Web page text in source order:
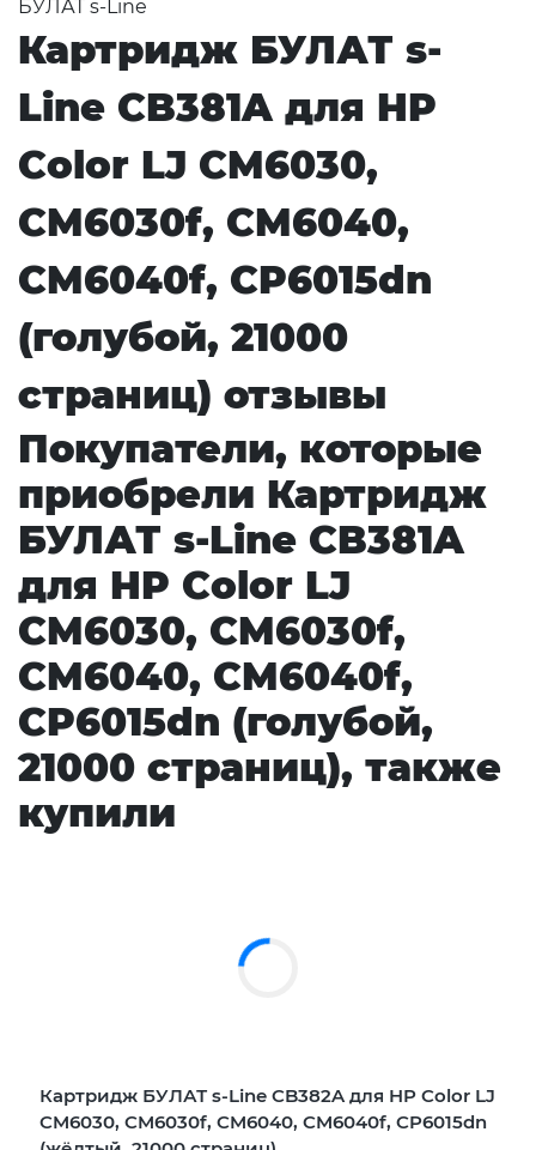
БУЛАТ s-Line
Картридж БУЛАТ s-
Line CB381A для HP
Color LJ CM6030,
CM6030f, CM6040,
CM6040f, CP6015dn
(голубой, 21000
страниц) отзывы
Покупатели, которые
приобрели Картридж
БУЛАТ s-Line CB381A
для HP Color LJ
CM6030, CM6030f,
CM6040, CM6040f,
CP6015dn (голубой,
21000 страниц), также
купили
Картридж БУЛАТ s-Line CB382A для HP Color LJ
CM6030, CM6030f, CM6040, CM6040f, CP6015dn